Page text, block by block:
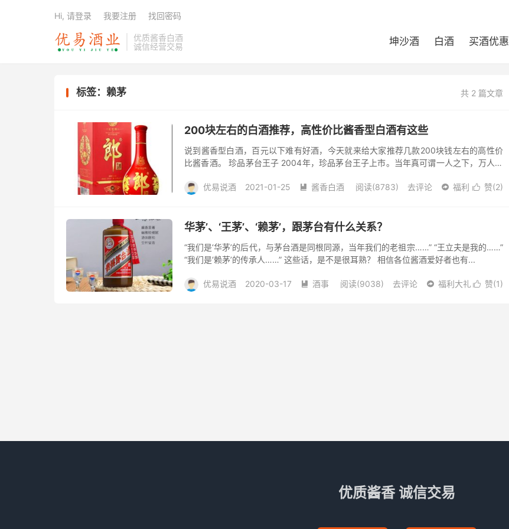
优质酱香白酒
诚信经营交易
坤沙酒 白酒 买酒优惠
Hi, 请登录 我要注册 找回密码
共 2 篇文章
标签：赖茅
200块左右的白酒推荐，高性价比酱香型白酒有这些
说到酱香型白酒，百元以下难有好酒，今天就来给大家推荐几款200块钱左右的高性价
比酱香酒。 珍品茅台王子 2004年，珍品茅台王子上市。当年真可谓一人之下，万人之
 赞(2)
优易说酒 2021-01-25  酱香白酒 阅读(8783) 去评论  福利
华茅’、‘王茅’、‘赖茅’，跟茅台有什么关系？
“我们是‘华茅’的后代，与茅台酒是同根同源，当年我们的老祖宗……” “王立夫是我的……”
“我们是‘赖茅’的传承人……” 这些话，是不是很耳熟？ 相信各位酱酒爱好者也有...
 赞(1)
优易说酒 2020-03-17  酒事 阅读(9038) 去评论  福利大礼
优质酱香 诚信交易